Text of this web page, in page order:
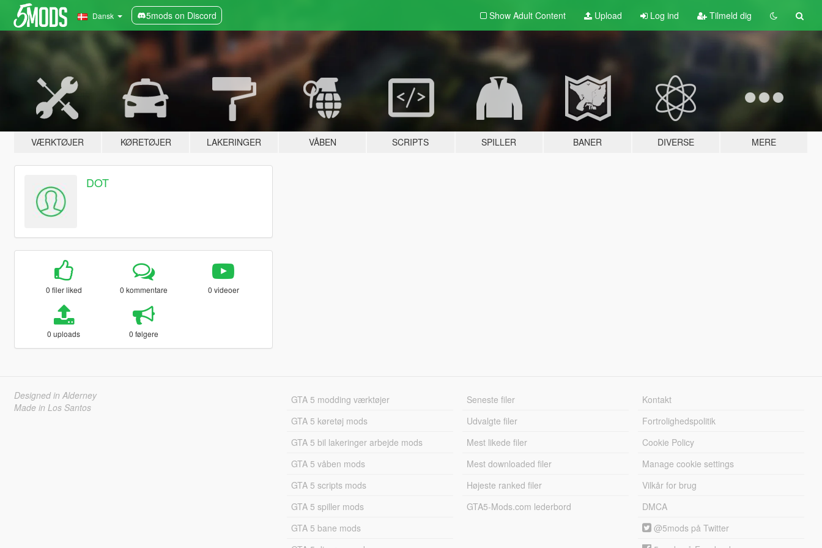
Dansk 5mods on Discord Show Adult Content Upload Log ind Tilmeld dig
VÆRKTØJER KØRETØJER LAKERINGER VÅBEN SCRIPTS SPILLER BANER DIVERSE MERE
DOT
0 filer liked 0 kommentare 0 videoer
0 uploads 0 følgere
Designed in Alderney
Made in Los Santos
GTA 5 modding værktøjer
GTA 5 køretøj mods
GTA 5 bil lakeringer arbejde mods
GTA 5 våben mods
GTA 5 scripts mods
GTA 5 spiller mods
GTA 5 bane mods
Seneste filer
Udvalgte filer
Mest likede filer
Mest downloaded filer
Højeste ranked filer
GTA5-Mods.com lederbord
Kontakt
Fortrolighedspolitik
Cookie Policy
Manage cookie settings
Vilkår for brug
DMCA
@5mods på Twitter